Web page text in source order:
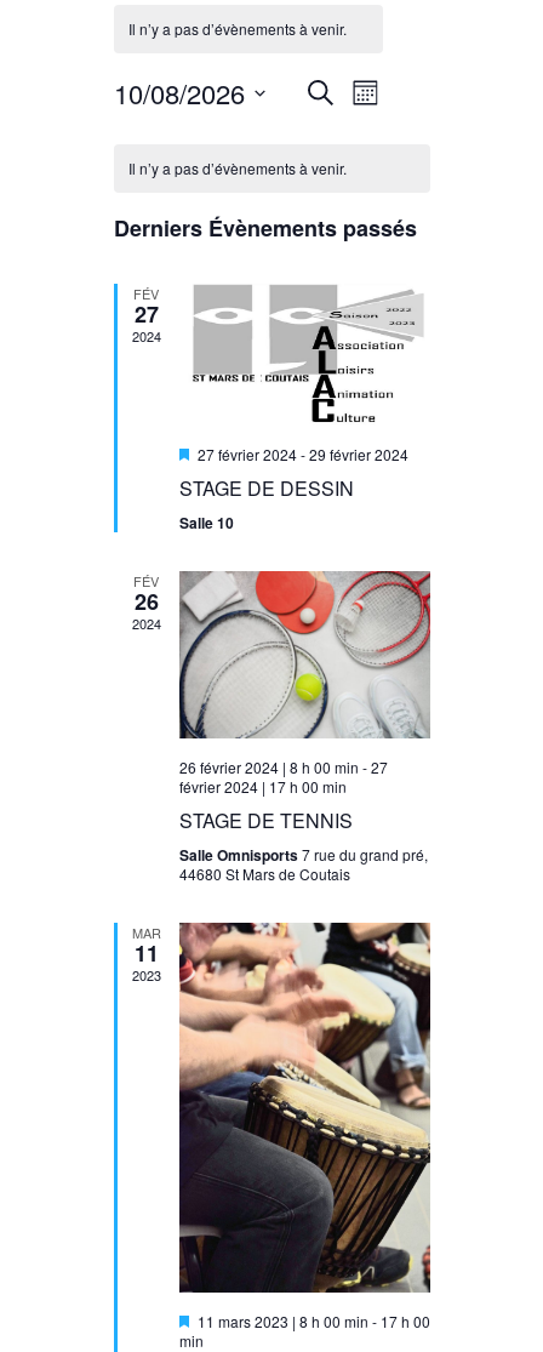
Il n’y a pas d’évènements à venir.
Recherche
navigation
de
vues
RechercheNavigation
Mois
10/08/2026
date.
Calendrier
Évènements
Il n’y a pas d’évènements à venir.
Derniers Évènements passés
FÉV
27
2024
Mis
avant
27 février 2024-29 février 2024
STAGE DE DESSIN
Salle 10
FÉV
26
2024
26 février 2024 | 8 h 00 min -27
février 2024 | 17 h 00 min
STAGE DE TENNIS
Salle Omnisports7 rue du grand pré,
44680 St Mars de Coutais
MAR
11
2023
Mis
en
11 mars 2023 | 8 h 00 min - 17 h 00
min